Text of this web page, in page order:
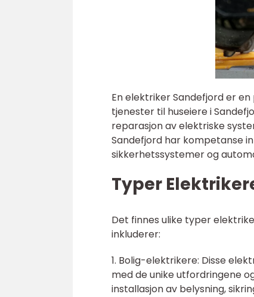
En elektriker Sandefjord er
tjenester til huseiere i
reparasjon av elektriske
Sandefjord har kompetanse
sikkerhetssystemer og
Typer
Det finnes ulike typer
inkluderer:
1. Bolig-elektrikere: Disse
med de unike utfordringene
installasjon av belysning,